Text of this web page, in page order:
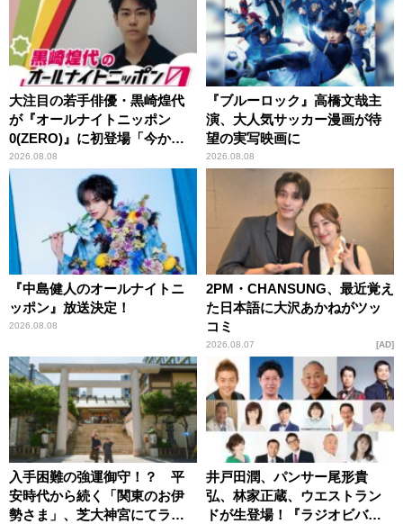
大注目の若手俳優・黒崎煌代
が『オールナイトニッポン
0(ZERO)』に初登場「今から
とてもワクワクしておりま
す！」
2026.08.08
『ブルーロック』高橋文哉主
演、大人気サッカー漫画が待
望の実写映画に
2026.08.08
『中島健人のオールナイトニ
ッポン』放送決定！
2026.08.08
2PM・CHANSUNG、最近覚え
た日本語に大沢あかねがツッ
コミ
2026.08.07 AD
入手困難の強運御守！？ 平
安時代から続く「関東のお伊
勢さま」、芝大神宮にてラン
井戸田潤、パンサー尾形貴
弘、林家正蔵、ウエストラン
ドが生登場！『ラジオビバリ